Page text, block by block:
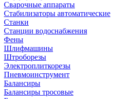
Сварочные аппараты
Стабилизаторы автоматические
Станки
Станции водоснабжения
Фены
Шлифмашины
Штроборезы
Электроплиткорезы
Пневмоинструмент
Балансиры
Балансиры тросовые